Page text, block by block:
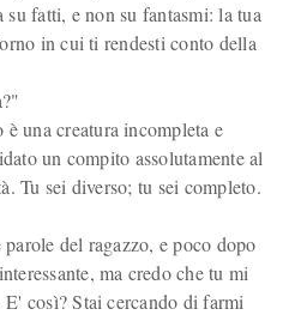
su fatti, e non su fantasmi: la tua
in cui ti rendesti conto della
una creatura incompleta e
un compito assolutamente al
Tu sei diverso; tu sei completo.
del ragazzo, e poco dopo
ma credo che tu mi
così? Stai cercando di farmi